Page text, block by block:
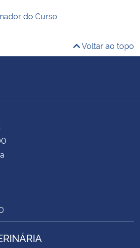
do Curso
Voltar ao topo